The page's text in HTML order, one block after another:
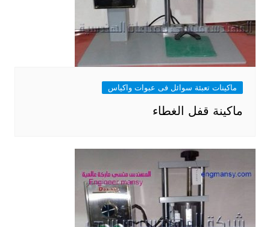
ماكينات تعبئة سوائل فى عبوات واكياس
ماكينة قفل الغطاء